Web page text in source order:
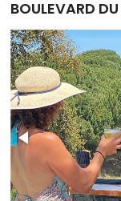
BOULEVARD